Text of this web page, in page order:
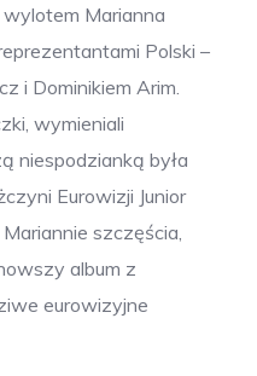
Marianna
Polski –
i Dominikiem Arim.
wymieniali
niespodzianką była
Eurowizji Junior
szczęścia,
album z
eurowizyjne